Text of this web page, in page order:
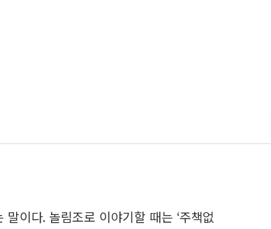
이다. 놀림조로 이야기할 때는 ‘주책없